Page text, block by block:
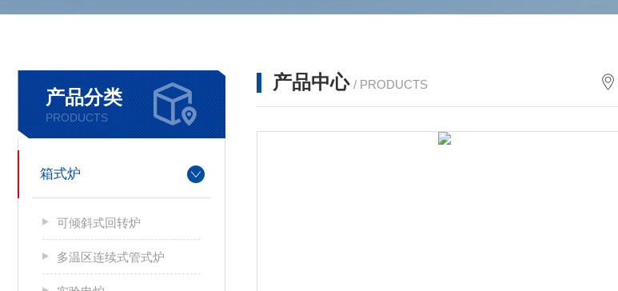
产品分类
PRODUCTS
箱式炉
可倾斜式回转炉
多温区连续式管式炉
产品中心 / PRODUCTS